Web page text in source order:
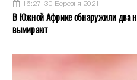
16:27, 30 Березня 2021
В Южной Африке обнаружили два
вымирают